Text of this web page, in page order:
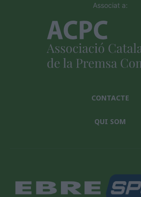
Associat a:
CONTACTE
QUI SOM